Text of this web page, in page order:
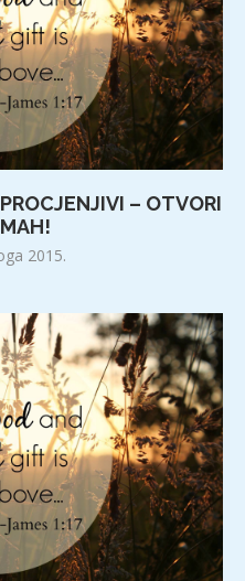
– OTVORI
2015.